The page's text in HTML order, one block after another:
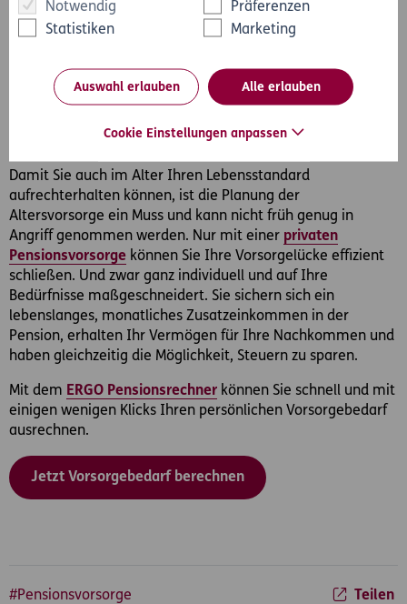
Notwendig
Präferenzen
Statistiken
Marketing
Auswahl erlauben Alle erlauben
Cookie Einstellungen anpassen
oder Versicherungen. Auch bei einem Wechsel des
Arbeitsgebers bleiben die Pensionsansprüche, sofern in
Flexibilität bzgl. der Art der Veranlagung bietet allerdings
eine private Pensionsvorsorge.
Damit Sie auch im Alter Ihren Lebensstandard
aufrechterhalten können, ist die Planung der
Altersvorsorge ein Muss und kann nicht früh genug in
Angriff genommen werden. Nur mit einer privaten
Pensionsvorsorge können Sie Ihre Vorsorgelücke effizient
schließen. Und zwar ganz individuell und auf Ihre
Bedürfnisse maßgeschneidert. Sie sichern sich ein
lebenslanges, monatliches Zusatzeinkommen in der
Pension, erhalten Ihr Vermögen für Ihre Nachkommen und
haben gleichzeitig die Möglichkeit, Steuern zu sparen.
Mit dem ERGO Pensionsrechner können Sie schnell und mit
einigen wenigen Klicks Ihren persönlichen Vorsorgebedarf
ausrechnen.
Jetzt Vorsorgebedarf berechnen
#Pensionsvorsorge Teilen